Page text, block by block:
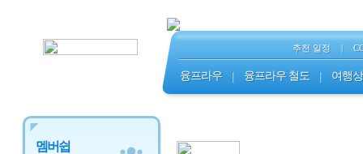
추천 일정 |
융프라우 | 융프라우 철도 | 여행
멤버쉽